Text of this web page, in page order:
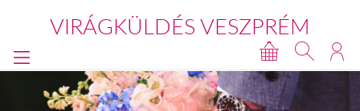
VIRÁGKÜLDÉS VESZPRÉM